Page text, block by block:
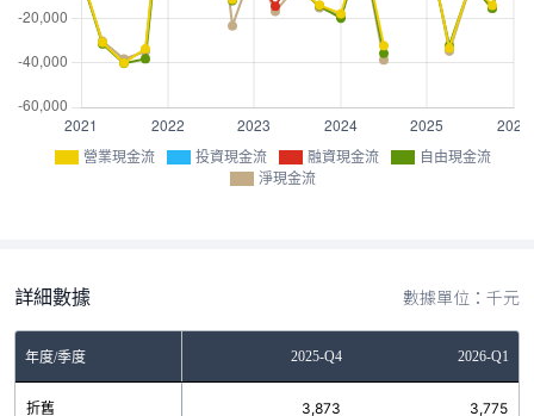
營業現金流 投資現金流 融資現金流
自由現金流
淨現金流
詳細數據 數據單位：千元
年度/季度 2025-Q4 2026-Q1
折舊 3,873 3,775